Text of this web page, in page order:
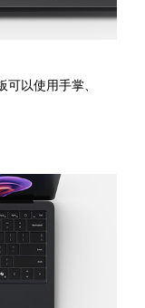
以使用手掌、